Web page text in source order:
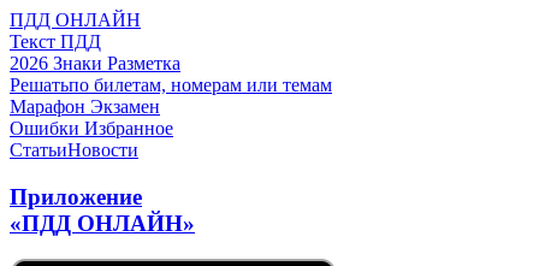
ПДД ОНЛАЙН
Текст ПДД
2026 Знаки Разметка
Решатьпо билетам, номерам или темам
Марафон Экзамен
Ошибки Избранное
СтатьиНовости
Приложение
«ПДД ОНЛАЙН»